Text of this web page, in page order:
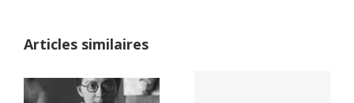
Articles similaires